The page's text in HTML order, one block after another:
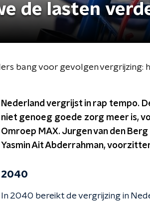
de lasten
bang voor gevolgen vergrijzing:
Nederland vergrijst in rap tempo.
niet genoeg goede zorg meer is,
Omroep MAX. Jurgen van den
Yasmin Ait Abderrahman, voorzitter
2040
In 2040 bereikt de vergrijzing in